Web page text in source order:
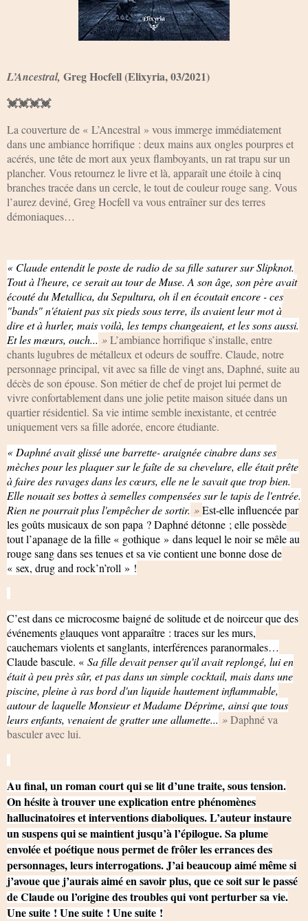
L’Ancestral, Greg Hocfell (Elixyria, 03/2021)
💓💓💓💓
La couverture de « L’Ancestral » vous immerge immédiatement
dans une ambiance horrifique : deux mains aux ongles pourpres et
acérés, une tête de mort aux yeux flamboyants, un rat trapu sur un
plancher. Vous retournez le livre et là, apparaît une étoile à cinq
branches tracée dans un cercle, le tout de couleur rouge sang. Vous
l’aurez deviné, Greg Hocfell va vous entraîner sur des terres
démoniaques…
« Claude entendit le poste de radio de sa fille saturer sur Slipknot.
Tout à l'heure, ce serait au tour de Muse. A son âge, son père avait
écouté du Metallica, du Sepultura, oh il en écoutait encore - ces
"bands" n'étaient pas six pieds sous terre, ils avaient leur mot à
dire et à hurler, mais voilà, les temps changeaient, et les sons aussi.
Et les mœurs, ouch... »L’ambiance horrifique s’installe, entre
chants lugubres de métalleux et odeurs de souffre. Claude, notre
personnage principal, vit avec sa fille de vingt ans, Daphné, suite au
décès de son épouse. Son métier de chef de projet lui permet de
vivre confortablement dans une jolie petite maison située dans un
quartier résidentiel. Sa vie intime semble inexistante, et centrée
uniquement vers sa fille adorée, encore étudiante.
« Daphné avait glissé une barrette- araignée cinabre dans ses
mèches pour les plaquer sur le faîte de sa chevelure, elle était prête
à faire des ravages dans les cœurs, elle ne le savait que trop bien.
Elle nouait ses bottes à semelles compensées sur le tapis de l'entrée.
Rien ne pourrait plus l'empêcher de sortir. »Est-elle influencée par
les goûts musicaux de son papa ? Daphné détonne ; elle possède
tout l’apanage de la fille « gothique » dans lequel le noir se mêle au
rouge sang dans ses tenues et sa vie contient une bonne dose de
« sex, drug and rock’n’roll » !
C’est dans ce microcosme baigné de solitude et de noirceur que des
événements glauques vont apparaître : traces sur les murs,
cauchemars violents et sanglants, interférences paranormales…
Claude bascule. « Sa fille devait penser qu'il avait replongé, lui en
était à peu près sûr, et pas dans un simple cocktail, mais dans une
piscine, pleine à ras bord d'un liquide hautement inflammable,
autour de laquelle Monsieur et Madame Déprime, ainsi que tous
leurs enfants, venaient de gratter une allumette... »Daphné va
basculer avec lui.
Au final, un roman court qui se lit d’une traite, sous tension.
On hésite à trouver une explication entre phénomènes
hallucinatoires et interventions diaboliques. L’auteur instaure
un suspens qui se maintient jusqu’à l’épilogue. Sa plume
envolée et poétique nous permet de frôler les errances des
personnages, leurs interrogations. J’ai beaucoup aimé même si
j’avoue que j’aurais aimé en savoir plus, que ce soit sur le passé
de Claude ou l’origine des troubles qui vont perturber sa vie.
Une suite ! Une suite ! Une suite !